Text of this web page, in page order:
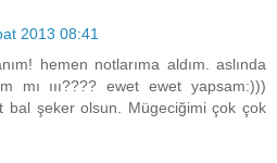
2013 08:41
hemen notlarıma aldım. aslında
mı ııı???? ewet ewet yapsam:)))
bal şeker olsun. Mügeciğimi çok çok